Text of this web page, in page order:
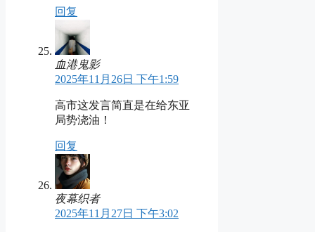
回复
血港鬼影
2025年11月26日 下午1:59
高市这发言简直是在给东亚
局势浇油！
回复
夜幕织者
2025年11月27日 下午3:02